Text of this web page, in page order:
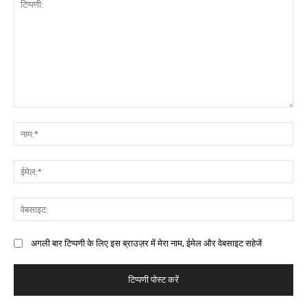
अगली बार टिप्पणी के लिए इस ब्राउज़र में मेरा नाम, ईमेल और वेबसाइट सहेजें